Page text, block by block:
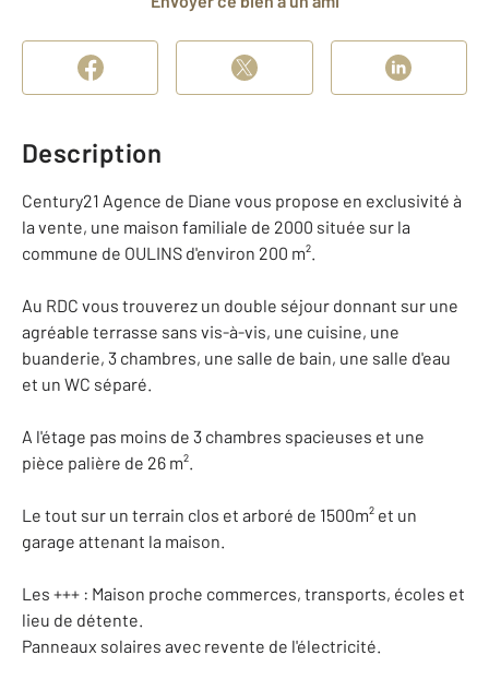
Description
Century21 Agence de Diane vous propose en exclusivité à
la vente, une maison familiale de 2000 située sur la
commune de OULINS d'environ 200 m².
Au RDC vous trouverez un double séjour donnant sur une
agréable terrasse sans vis-à-vis, une cuisine, une
buanderie, 3 chambres, une salle de bain, une salle d'eau
et un WC séparé.
A l'étage pas moins de 3 chambres spacieuses et une
pièce palière de 26 m².
Le tout sur un terrain clos et arboré de 1500m² et un
garage attenant la maison.
Les +++ : Maison proche commerces, transports, écoles et
lieu de détente.
Panneaux solaires avec revente de l'électricité.